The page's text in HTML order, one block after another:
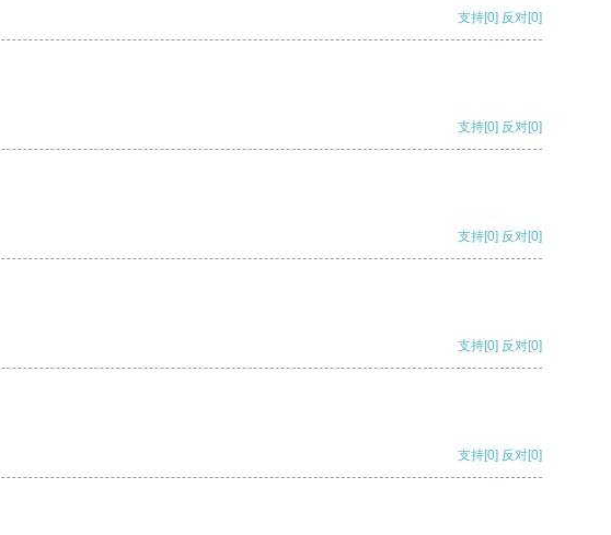
支持[0] 反对[0]
支持[0] 反对[0]
支持[0] 反对[0]
支持[0] 反对[0]
支持[0] 反对[0]